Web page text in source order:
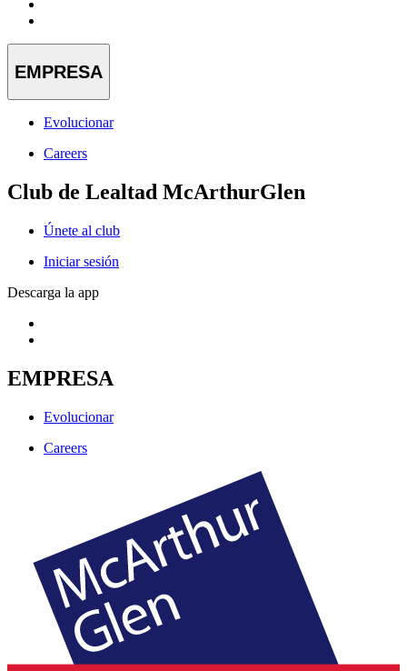
EMPRESA
Evolucionar
Careers
Club de Lealtad McArthurGlen
Únete al club
Iniciar sesión
Descarga la app
EMPRESA
Evolucionar
Careers